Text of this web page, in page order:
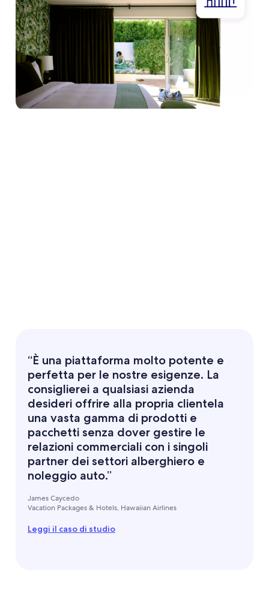
“È una piattaforma molto potente e
perfetta per le nostre esigenze. La
consiglierei a qualsiasi azienda
desideri offrire alla propria clientela
una vasta gamma di prodotti e
pacchetti senza dover gestire le
relazioni commerciali con i singoli
partner dei settori alberghiero e
noleggio auto.”
James Caycedo
Vacation Packages & Hotels, Hawaiian Airlines
Leggi il caso di studio